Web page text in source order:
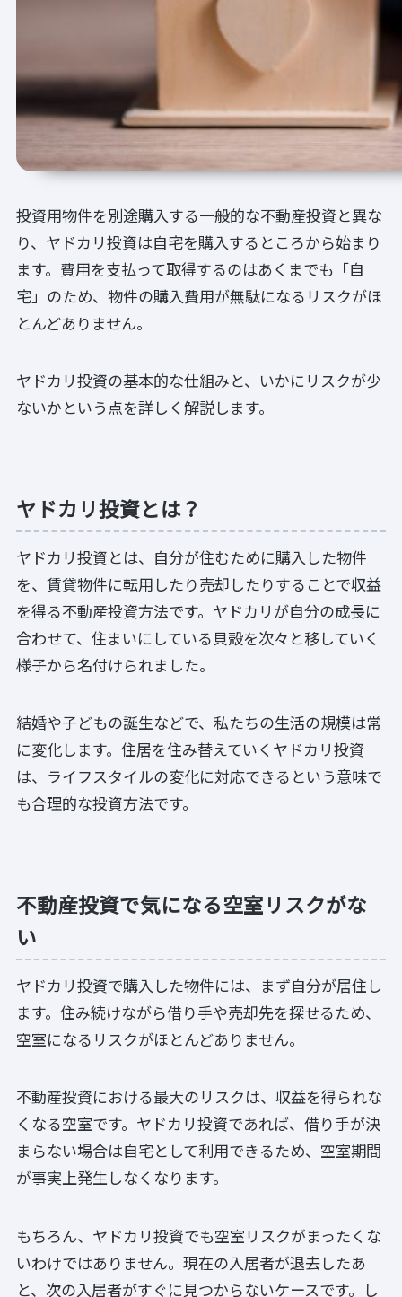
投資用物件を別途購入する一般的な不動産投資と異な
り、ヤドカリ投資は自宅を購入するところから始まり
ます。費用を支払って取得するのはあくまでも「自
宅」のため、物件の購入費用が無駄になるリスクがほ
とんどありません。
ヤドカリ投資の基本的な仕組みと、いかにリスクが少
ないかという点を詳しく解説します。
ヤドカリ投資とは？
ヤドカリ投資とは、自分が住むために購入した物件
を、賃貸物件に転用したり売却したりすることで収益
を得る不動産投資方法です。ヤドカリが自分の成長に
合わせて、住まいにしている貝殻を次々と移していく
様子から名付けられました。
結婚や子どもの誕生などで、私たちの生活の規模は常
に変化します。住居を住み替えていくヤドカリ投資
は、ライフスタイルの変化に対応できるという意味で
も合理的な投資方法です。
不動産投資で気になる空室リスクがな
い
ヤドカリ投資で購入した物件には、まず自分が居住し
ます。住み続けながら借り手や売却先を探せるため、
空室になるリスクがほとんどありません。
不動産投資における最大のリスクは、収益を得られな
くなる空室です。ヤドカリ投資であれば、借り手が決
まらない場合は自宅として利用できるため、空室期間
が事実上発生しなくなります。
もちろん、ヤドカリ投資でも空室リスクがまったくな
いわけではありません。現在の入居者が退去したあ
と、次の入居者がすぐに見つからないケースです。し